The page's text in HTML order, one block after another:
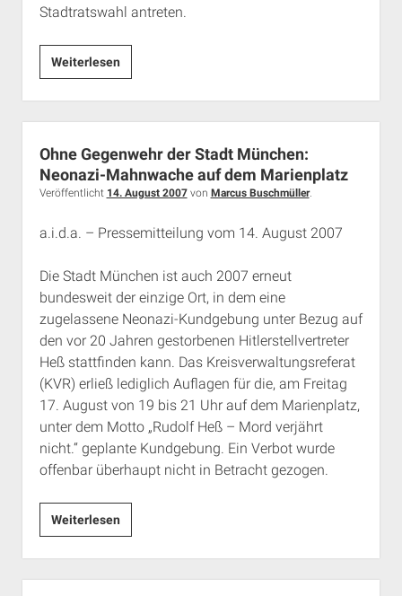
Stadtratswahl antreten.
WeiterlesenKommunalwahl
2008:
Spaltung
der
extremen
Rechten
in
Ohne Gegenwehr der Stadt München:
Neonazi-Mahnwache auf dem Marienplatz
Veröffentlicht 14. August 2007von Marcus Buschmüller.
a.i.d.a. – Pressemitteilung vom 14. August 2007
Die Stadt München ist auch 2007 erneut
bundesweit der einzige Ort, in dem eine
zugelassene Neonazi-Kundgebung unter Bezug auf
den vor 20 Jahren gestorbenen Hitlerstellvertreter
Heß stattfinden kann. Das Kreisverwaltungsreferat
(KVR) erließ lediglich Auflagen für die, am Freitag
17. August von 19 bis 21 Uhr auf dem Marienplatz,
unter dem Motto „Rudolf Heß – Mord verjährt
nicht.“ geplante Kundgebung. Ein Verbot wurde
offenbar überhaupt nicht in Betracht gezogen.
WeiterlesenOhne
Gegenwehr
der
Stadt